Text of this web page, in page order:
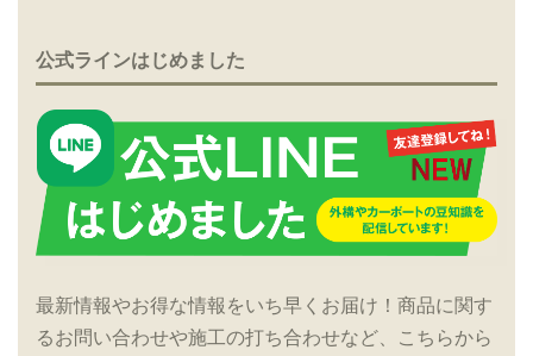
公式ラインはじめました
最新情報やお得な情報をいち早くお届け！商品に関す
るお問い合わせや施工の打ち合わせなど、こちらから